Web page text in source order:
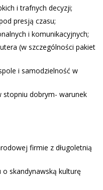
i trafnych decyzji;
presją czasu;
i komunikacyjnych;
(w szczególności pakiet
i samodzielność w
stopniu dobrym- warunek
firmie z długoletnią
o skandynawską kulturę